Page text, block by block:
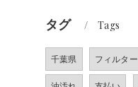
タグ Tags
千葉県 フィルター